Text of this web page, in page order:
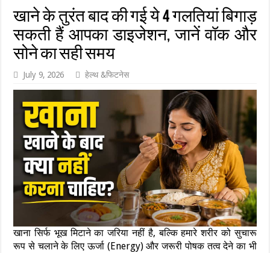
खाने के तुरंत बाद की गई ये 4 गलतियां बिगाड़
सकती हैं आपका डाइजेशन, जानें वॉक और
सोने का सही समय
July 9, 2026 हेल्थ &फिटनेस
खाना सिर्फ भूख मिटाने का जरिया नहीं है, बल्कि हमारे शरीर को सुचारू
रूप से चलाने के लिए ऊर्जा (Energy) और जरूरी पोषक तत्व देने का भी